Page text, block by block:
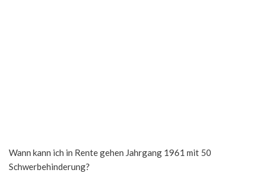
Wann kann ich in Rente gehen Jahrgang 1961 mit 50
Schwerbehinderung?